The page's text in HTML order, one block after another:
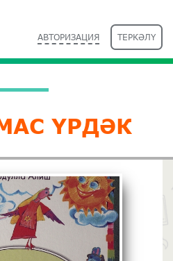
АВТОРИЗАЦИЯ ТЕРКӘЛҮ
ҮРДӘК